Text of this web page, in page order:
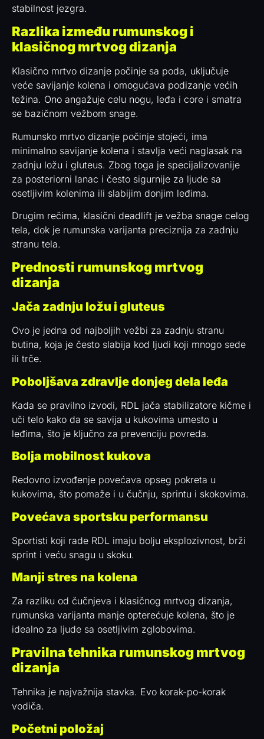
stabilnost jezgra.
Razlika između rumunskog i
klasičnog mrtvog dizanja
Klasično mrtvo dizanje počinje sa poda, uključuje
veće savijanje kolena i omogućava podizanje većih
težina. Ono angažuje celu nogu, leđa i core i smatra
se bazičnom vežbom snage.
Rumunsko mrtvo dizanje počinje stojeći, ima
minimalno savijanje kolena i stavlja veći naglasak na
zadnju ložu i gluteus. Zbog toga je specijalizovanije
za posteriorni lanac i često sigurnije za ljude sa
osetljivim kolenima ili slabijim donjim leđima.
Drugim rečima, klasični deadlift je vežba snage celog
tela, dok je rumunska varijanta preciznija za zadnju
stranu tela.
Prednosti rumunskog mrtvog
dizanja
Jača zadnju ložu i gluteus
Ovo je jedna od najboljih vežbi za zadnju stranu
butina, koja je često slabija kod ljudi koji mnogo sede
ili trče.
Poboljšava zdravlje donjeg dela leđa
Kada se pravilno izvodi, RDL jača stabilizatore kičme i
uči telo kako da se savija u kukovima umesto u
leđima, što je ključno za prevenciju povreda.
Bolja mobilnost kukova
Redovno izvođenje povećava opseg pokreta u
kukovima, što pomaže i u čučnju, sprintu i skokovima.
Povećava sportsku performansu
Sportisti koji rade RDL imaju bolju eksplozivnost, brži
sprint i veću snagu u skoku.
Manji stres na kolena
Za razliku od čučnjeva i klasičnog mrtvog dizanja,
rumunska varijanta manje opterećuje kolena, što je
idealno za ljude sa osetljivim zglobovima.
Pravilna tehnika rumunskog mrtvog
dizanja
Tehnika je najvažnija stavka. Evo korak-po-korak
vodiča.
Početni položaj